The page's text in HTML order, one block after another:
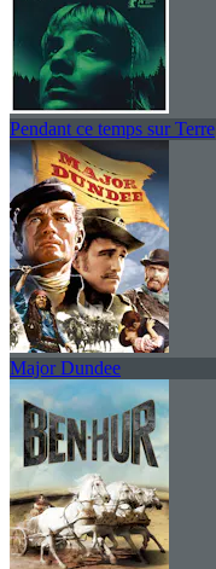
Pendant ce temps sur Terre
Major Dundee